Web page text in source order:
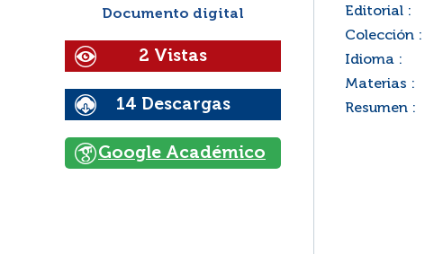
Documento digital
2 Vistas
14 Descargas
Google Académico
Editorial :
Colección :
Idioma :
Materias :
Resumen :